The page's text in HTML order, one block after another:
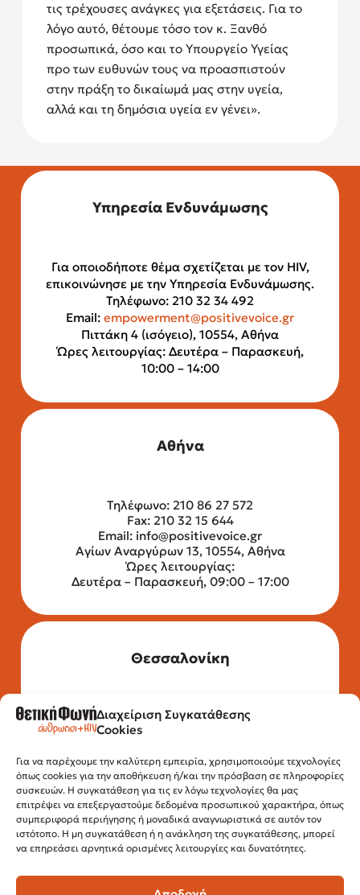
Διαχείριση Συγκατάθεσης
Cookies
Για να παρέχουμε την καλύτερη εμπειρία, χρησιμοποιούμε τεχνολογίες
όπως cookies για την αποθήκευση ή/και την πρόσβαση σε πληροφορίες
συσκευών. Η συγκατάθεση για τις εν λόγω τεχνολογίες θα μας
επιτρέψει να επεξεργαστούμε δεδομένα προσωπικού χαρακτήρα, όπως
συμπεριφορά περιήγησης ή μοναδικά αναγνωριστικά σε αυτόν τον
ιστότοπο. Η μη συγκατάθεση ή η ανάκληση της συγκατάθεσης, μπορεί
να επηρεάσει αρνητικά ορισμένες λειτουργίες και δυνατότητες.
τις τρέχουσες ανάγκες για εξετάσεις. Για το
λόγο αυτό, θέτουμε τόσο τον κ. Ξανθό
προσωπικά, όσο και το Υπουργείο Υγείας
προ των ευθυνών τους να προασπιστούν
στην πράξη το δικαίωμά μας στην υγεία,
αλλά και τη δημόσια υγεία εν γένει».
Υπηρεσία Ενδυνάμωσης
Για οποιοδήποτε θέμα σχετίζεται με τον HIV,
επικοινώνησε με την Υπηρεσία Ενδυνάμωσης.
Τηλέφωνο: 210 32 34 492
Email: empowerment@positivevoice.gr
Πιττάκη 4 (ισόγειο), 10554, Αθήνα
Ώρες λειτουργίας: Δευτέρα – Παρασκευή,
10:00 – 14:00
Αθήνα
Τηλέφωνο: 210 86 27 572
Fax: 210 32 15 644
Email: info@positivevoice.gr
Αγίων Αναργύρων 13, 10554, Αθήνα
Ώρες λειτουργίας:
Δευτέρα – Παρασκευή, 09:00 – 17:00
Θεσσαλονίκη
Τηλέφωνο: 2315 525 020
Fax: 210 32 15 644
Εγνατίας 112, 3ος όροφος, 54622,
Θεσσαλονίκη
Ώρες λειτουργίας:
Δευτέρα – Παρασκευή, 10:00 –14:00